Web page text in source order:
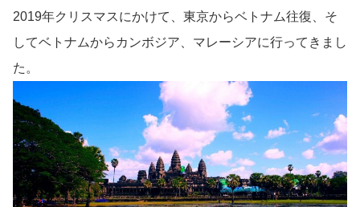
2019年クリスマスにかけて、東京からベトナム往復、そ
してベトナムからカンボジア、マレーシアに行ってきまし
た。